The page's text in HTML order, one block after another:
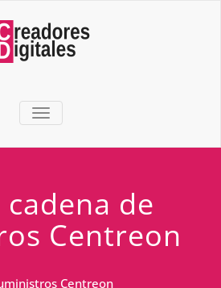
TOGGLE NAVIGATION
de
Centreon
Centreon